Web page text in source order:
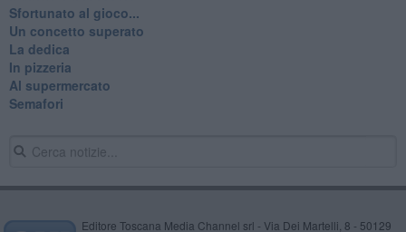
Sfortunato al gioco...
Un concetto superato
La dedica
In pizzeria
Al supermercato
Semafori
Editore Toscana Media Channel srl - Via Dei Martelli, 8 - 50129